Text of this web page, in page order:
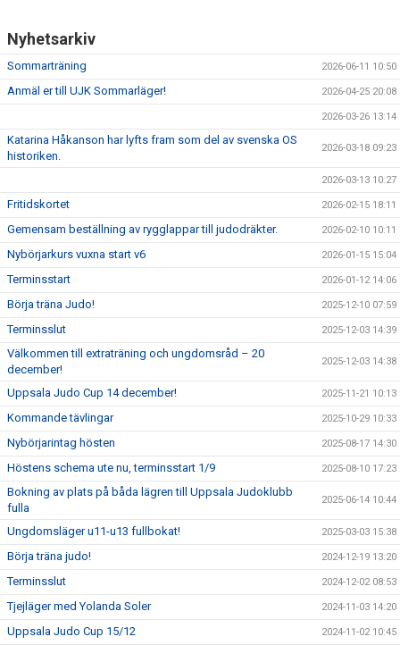
Nyhetsarkiv
Sommarträning 2026-06-11 10:50
Anmäl er till UJK Sommarläger! 2026-04-25 20:08
2026-03-26 13:14
Katarina Håkanson har lyfts fram som del av svenska OS
historiken.
2026-03-18 09:23
2026-03-13 10:27
Fritidskortet 2026-02-15 18:11
Gemensam beställning av rygglappar till judodräkter. 2026-02-10 10:11
Nybörjarkurs vuxna start v6 2026-01-15 15:04
Terminsstart 2026-01-12 14:06
Börja träna Judo! 2025-12-10 07:59
Terminsslut 2025-12-03 14:39
Välkommen till extraträning och ungdomsråd – 20
december!
2025-12-03 14:38
Uppsala Judo Cup 14 december! 2025-11-21 10:13
Kommande tävlingar 2025-10-29 10:33
Nybörjarintag hösten 2025-08-17 14:30
Höstens schema ute nu, terminsstart 1/9 2025-08-10 17:23
Bokning av plats på båda lägren till Uppsala Judoklubb
fulla
2025-06-14 10:44
Ungdomsläger u11-u13 fullbokat! 2025-03-03 15:38
Börja träna judo! 2024-12-19 13:20
Terminsslut 2024-12-02 08:53
Tjejläger med Yolanda Soler 2024-11-03 14:20
Uppsala Judo Cup 15/12 2024-11-02 10:45